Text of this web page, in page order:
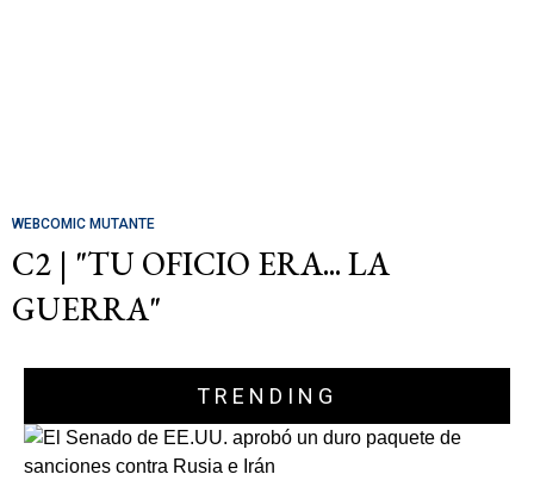
WEBCOMIC MUTANTE
C2 | "TU OFICIO ERA... LA
GUERRA"
TRENDING